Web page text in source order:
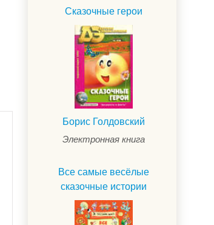
Сказочные герои
Борис Голдовский
Электронная книга
Все самые весёлые
сказочные истории